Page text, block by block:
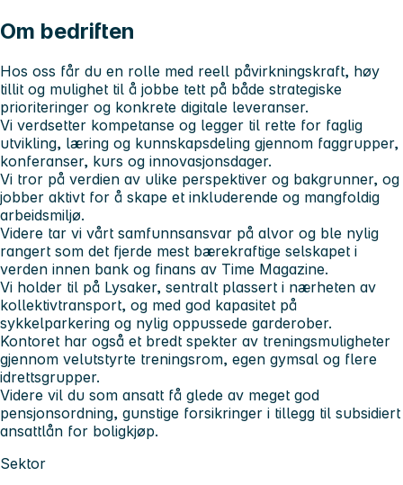
Om bedriften
Hos oss får du en rolle med reell påvirkningskraft, høy
tillit og mulighet til å jobbe tett på både strategiske
prioriteringer og konkrete digitale leveranser.
Vi verdsetter kompetanse og legger til rette for faglig
utvikling, læring og kunnskapsdeling gjennom faggrupper,
konferanser, kurs og innovasjonsdager.
Vi tror på verdien av ulike perspektiver og bakgrunner, og
jobber aktivt for å skape et inkluderende og mangfoldig
arbeidsmiljø.
Videre tar vi vårt samfunnsansvar på alvor og ble nylig
rangert som det fjerde mest bærekraftige selskapet i
verden innen bank og finans av Time Magazine.
Vi holder til på Lysaker, sentralt plassert i nærheten av
kollektivtransport, og med god kapasitet på
sykkelparkering og nylig oppussede garderober.
Kontoret har også et bredt spekter av treningsmuligheter
gjennom velutstyrte treningsrom, egen gymsal og flere
idrettsgrupper.
Videre vil du som ansatt få glede av meget god
pensjonsordning, gunstige forsikringer i tillegg til subsidiert
ansattlån for boligkjøp.
Sektor